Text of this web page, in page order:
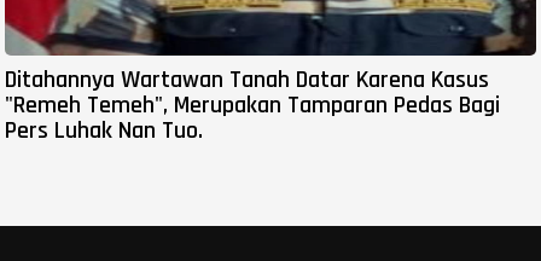
Ditahannya Wartawan Tanah Datar Karena Kasus
"Remeh Temeh", Merupakan Tamparan Pedas Bagi
Pers Luhak Nan Tuo.